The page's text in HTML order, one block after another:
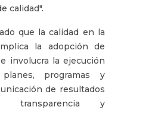
calidad".
que la calidad en la
la adopción de
involucra la ejecución
programas y
de resultados
transparencia y